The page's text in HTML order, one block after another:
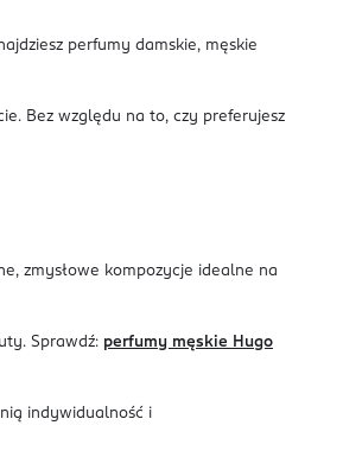
perfumy damskie, męskie
Bez względu na to, czy preferujesz
zmysłowe kompozycje idealne na
Sprawdź: perfumy męskie Hugo
indywidualność i